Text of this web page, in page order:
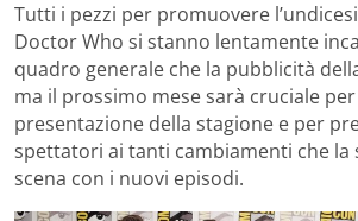
Tutti i pezzi per promuovere
Doctor Who si stanno lentamente
quadro generale che la pubblicità
ma il prossimo mese sarà cruciale
presentazione della stagione e per
spettatori ai tanti cambiamenti che la
scena con i nuovi episodi.